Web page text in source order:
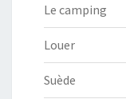
Le camping
Louer
Suède